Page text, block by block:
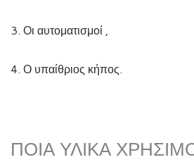
3. Οι αυτοματισμοί ,
4. Ο υπαίθριος κήπος.
ΠΟΙΑ ΥΛΙΚΆ